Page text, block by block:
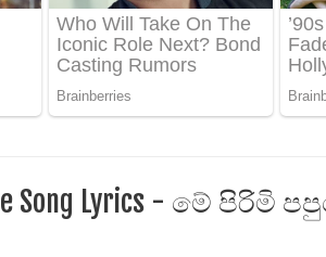
Song Lyrics - මේ පිරිමි